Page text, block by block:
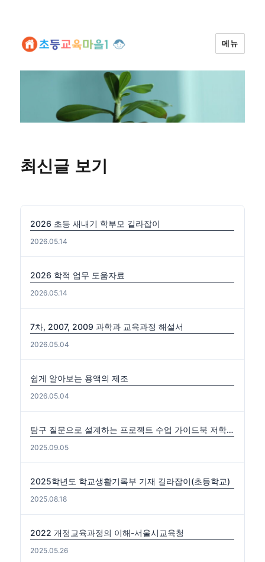
메뉴
최신글 보기
2026 초등 새내기 학부모 길라잡이
2026.05.14
2026 학적 업무 도움자료
2026.05.14
7차, 2007, 2009 과학과 교육과정 해설서
2026.05.04
쉽게 알아보는 용액의 제조
2026.05.04
탐구 질문으로 설계하는 프로젝트 수업 가이드북 저학년편. 중·고학년편
2025.09.05
2025학년도 학교생활기록부 기재 길라잡이(초등학교)
2025.08.18
2022 개정교육과정의 이해-서울시교육청
2025.05.26